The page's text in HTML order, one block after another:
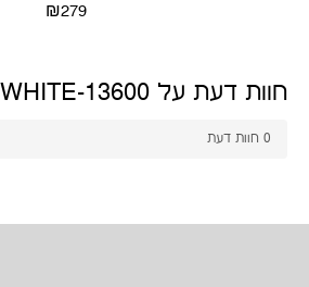
₪279
חוות דעת על 13600-WHITE
0 חוות דעת